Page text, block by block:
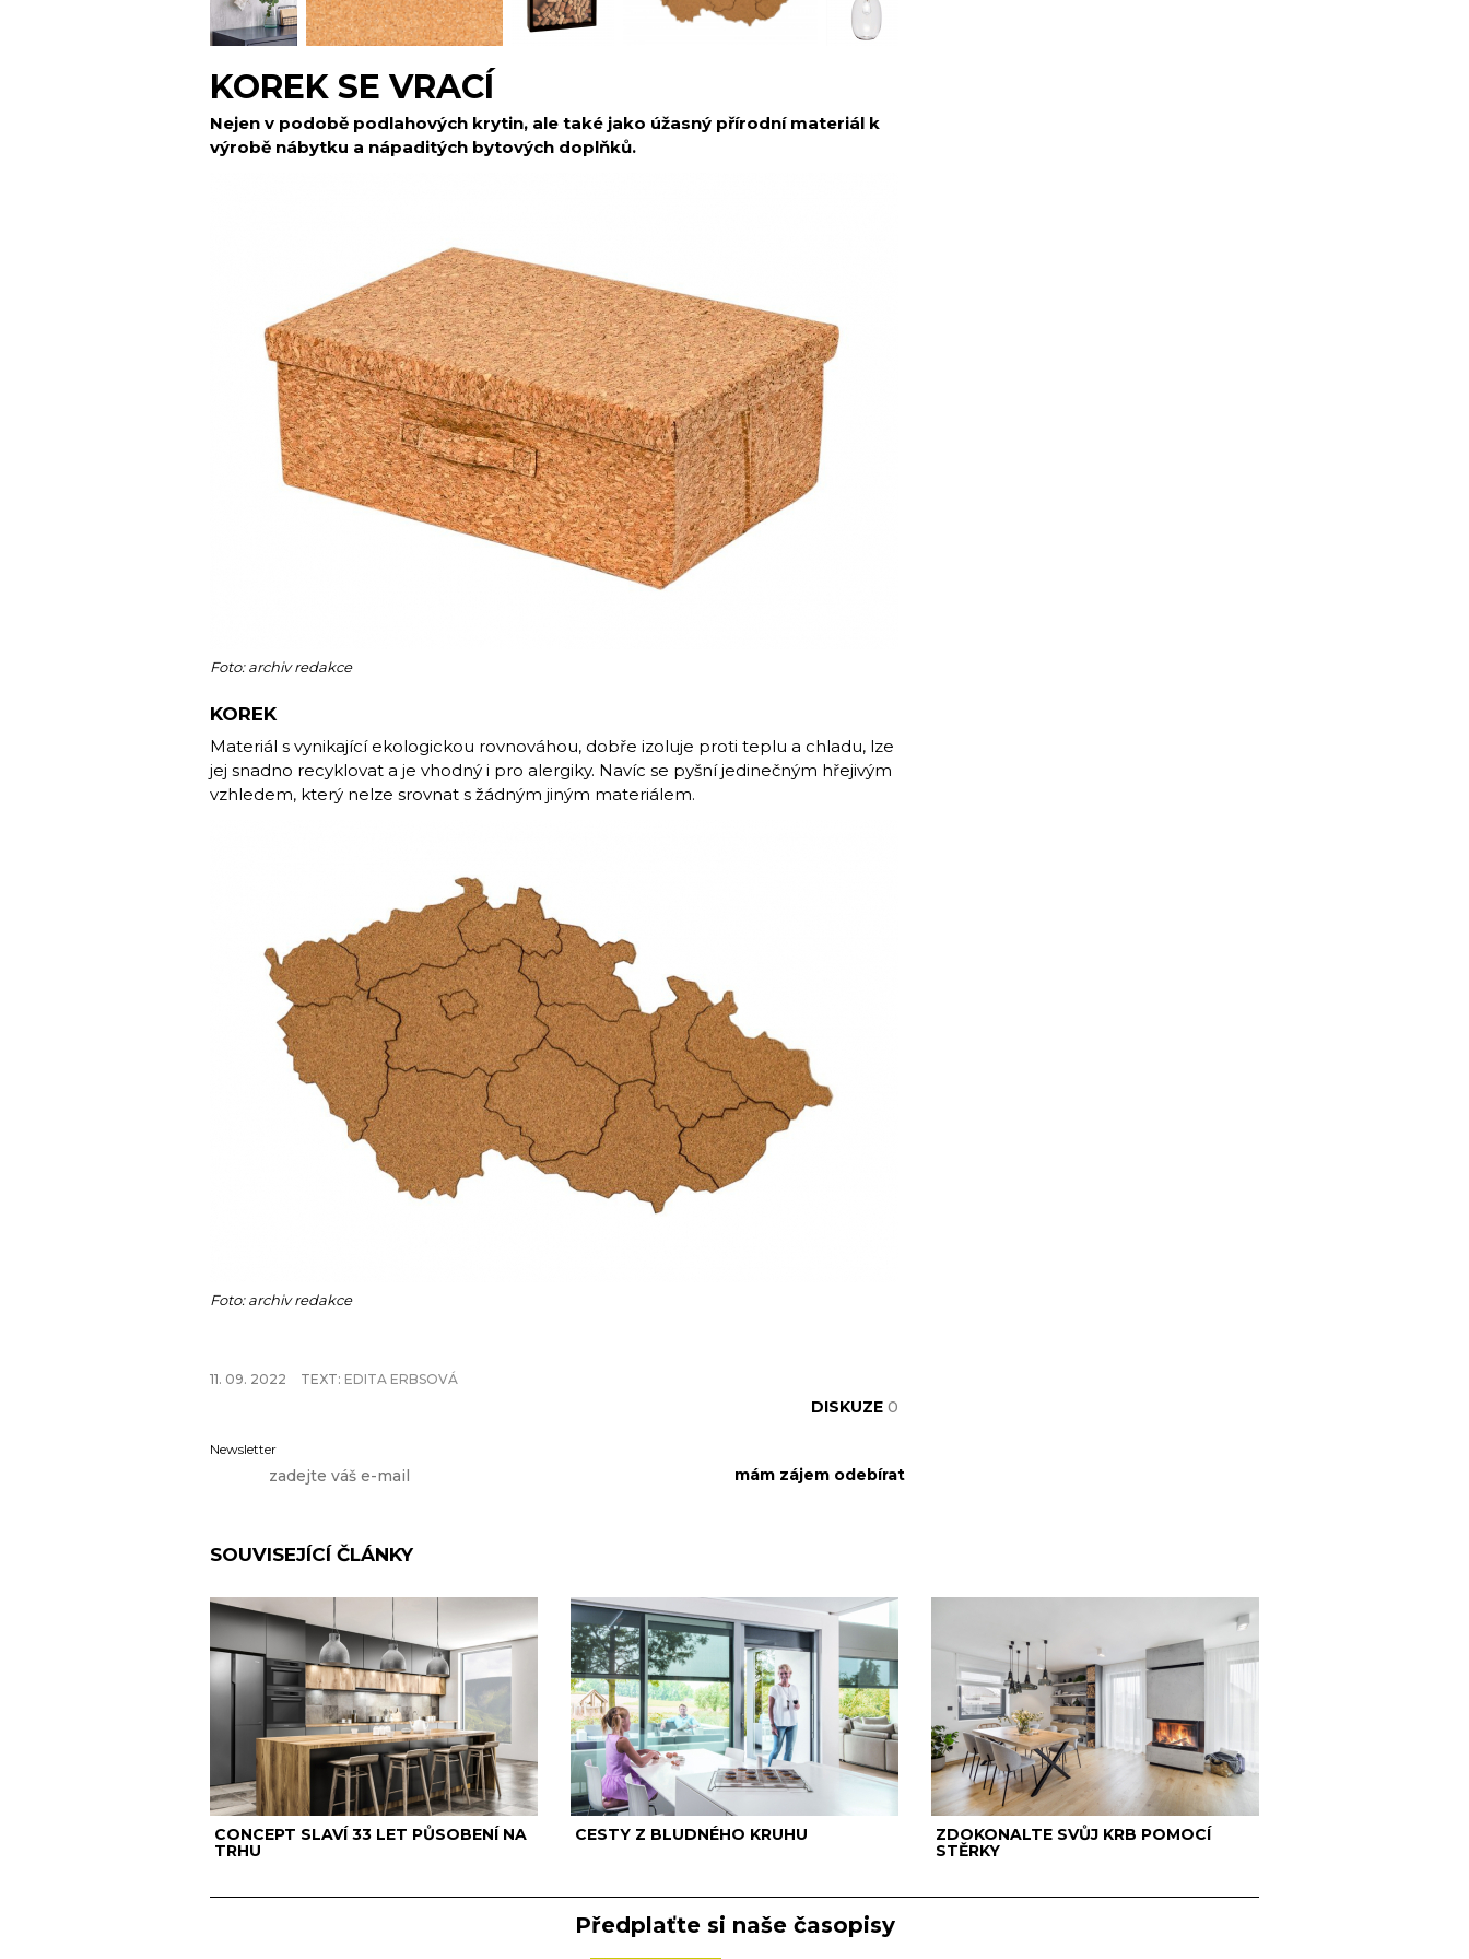
KOREK SE VRACÍ
Nejen v podobě podlahových krytin, ale také jako úžasný přírodní materiál k
výrobě nábytku a nápaditých bytových doplňků.
Foto: archiv redakce
KOREK
Materiál s vynikající ekologickou rovnováhou, dobře izoluje proti teplu a chladu, lze
jej snadno recyklovat a je vhodný i pro alergiky. Navíc se pyšní jedinečným hřejivým
vzhledem, který nelze srovnat s žádným jiným materiálem.
Foto: archiv redakce
11. 09. 2022 TEXT: EDITA ERBSOVÁ
DISKUZE 0
Newsletter
SOUVISEJÍCÍ ČLÁNKY
CONCEPT SLAVÍ 33 LET PŮSOBENÍ NA
TRHU
CESTY Z BLUDNÉHO KRUHU
ZDOKONALTE SVŮJ KRB POMOCÍ
STĚRKY
Předplaťte si naše časopisy